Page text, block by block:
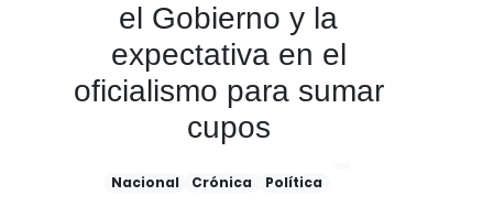
el Gobierno y la
expectativa en el
oficialismo para sumar
cupos
Nacional Crónica Política